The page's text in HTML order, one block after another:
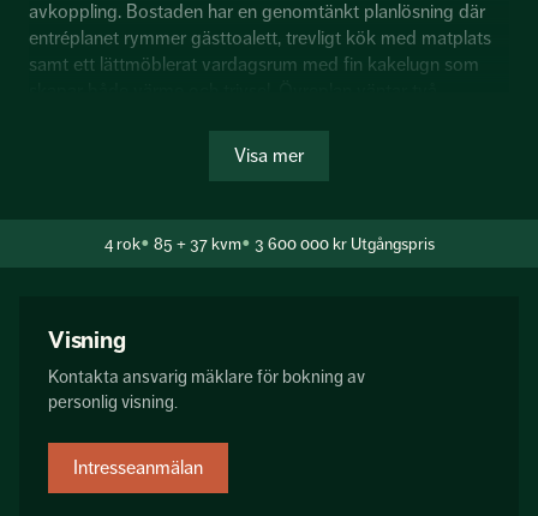
avkoppling. Bostaden har en genomtänkt planlösning där
entréplanet rymmer gästtoalett, trevligt kök med matplats
samt ett lättmöblerat vardagsrum med fin kakelugn som
ett allrum som kan göras om till ytterligare ett sovrum om
Den stora tomten erbjuder flera härliga uteplatser med två
Visa mer
4rok 85 + 37 kvm 3 600 000 kr Utgångspris
Visning
Kontakta ansvarig mäklare för bokning av
personlig visning.
Intresseanmälan